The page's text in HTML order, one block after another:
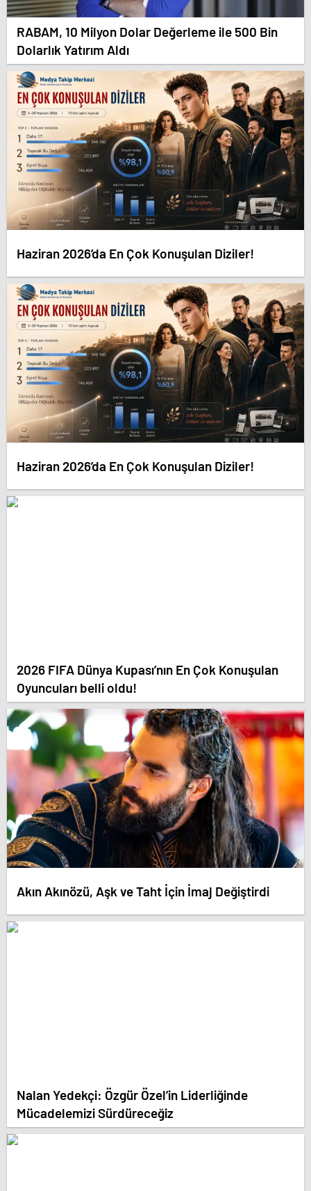
RABAM, 10 Milyon Dolar Değerleme ile 500 Bin
Dolarlık Yatırım Aldı
Haziran 2026’da En Çok Konuşulan Diziler!
Haziran 2026’da En Çok Konuşulan Diziler!
2026 FIFA Dünya Kupası’nın En Çok Konuşulan
Oyuncuları belli oldu!
Akın Akınözü, Aşk ve Taht İçin İmaj Değiştirdi
Nalan Yedekçi: Özgür Özel’in Liderliğinde
Mücadelemizi Sürdüreceğiz